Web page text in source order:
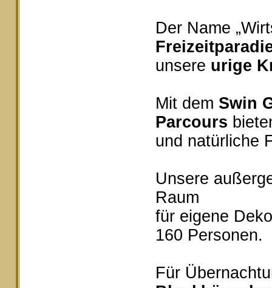
Der Name
unsere urige
Mit dem Swin
Parcours
und natürliche
Unsere
Raum
für eigene
160 Personen.
Für